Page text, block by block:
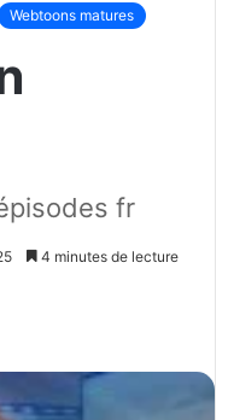
Webtoons matures
fr
4 minutes de lecture